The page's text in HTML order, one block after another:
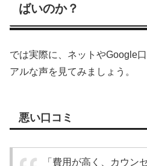
ばいのか？
では実際に、ネットやGoogle
アルな声を見てみましょう。
悪い口コミ
「費用が高く、カウン